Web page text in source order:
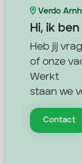
Verdo
Hi, ik ben
Heb jij
of onze
Werkt
staan we
Contact